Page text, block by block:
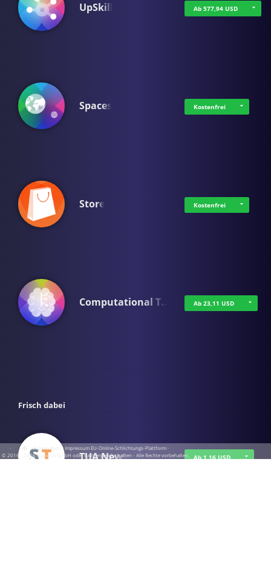
UpSkill Ab 577,94 USD
Spaces Kostenfrei
Store Kostenfrei
Computational T… Ab 23,11 USD
Frisch dabei
TUA News Ab 1,16 USD
· · ·Datenschutz ·Impressum EU-Online-Schlichtungs-Plattform·
© 2016 - 2026 SupraTix GmbH oder Partnergesellschaften - Alle Rechte vorbehalten.